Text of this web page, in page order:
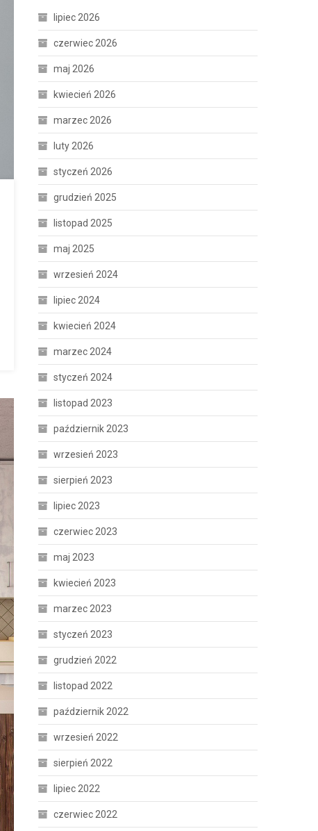
lipiec 2026
czerwiec 2026
maj 2026
kwiecień 2026
marzec 2026
luty 2026
styczeń 2026
grudzień 2025
listopad 2025
maj 2025
wrzesień 2024
lipiec 2024
kwiecień 2024
marzec 2024
styczeń 2024
listopad 2023
październik 2023
wrzesień 2023
sierpień 2023
lipiec 2023
czerwiec 2023
maj 2023
kwiecień 2023
marzec 2023
styczeń 2023
grudzień 2022
listopad 2022
październik 2022
wrzesień 2022
sierpień 2022
lipiec 2022
czerwiec 2022